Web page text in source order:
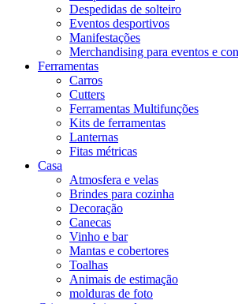
Despedidas de solteiro
Eventos desportivos
Manifestações
Merchandising para eventos e
Ferramentas
Carros
Cutters
Ferramentas Multifunções
Kits de ferramentas
Lanternas
Fitas métricas
Casa
Atmosfera e velas
Brindes para cozinha
Decoração
Canecas
Vinho e bar
Mantas e cobertores
Toalhas
Animais de estimação
molduras de foto